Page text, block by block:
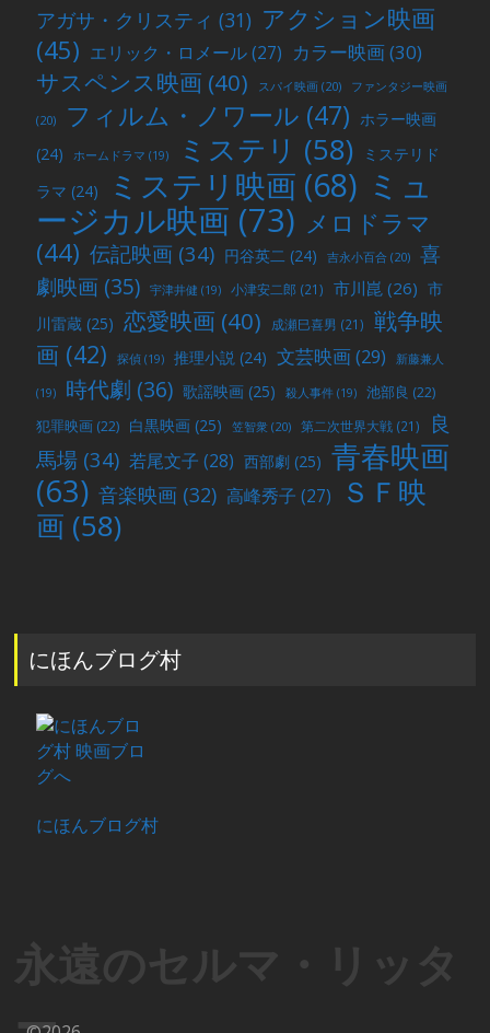
アガサ・クリスティ (31) アクション映画
(45) エリック・ロメール(27) カラー映画(30)
サスペンス映画 (40) スパイ映画 (20) ファンタジー映画
(20) フィルム・ノワール (47) ホラー映画
(24)
ホームドラマ (19) ミステリ (58)
ミステリド
ラマ (24) ミステリ映画 (68) ミュ
ージカル映画 (73) メロドラマ
(44) 伝記映画 (34) 円谷英二 (24) 吉永小百合 (20)
喜
劇映画 (35) 宇津井健 (19) 小津安二郎 (21) 市川崑 (26) 市
川雷蔵 (25) 恋愛映画 (40) 成瀬巳喜男 (21)
戦争映
画 (42) 探偵 (19) 推理小説 (24) 文芸映画(29) 新藤兼人
(19) 時代劇 (36) 歌謡映画 (25) 殺人事件 (19) 池部良 (22)
犯罪映画 (22) 白黒映画 (25) 笠智衆 (20) 第二次世界大戦 (21)
良
馬場 (34) 若尾文子 (28) 西部劇 (25) 青春映画
(63) 音楽映画 (32) 高峰秀子 (27)
ＳＦ映
画 (58)
にほんブログ村
にほんブログ村
永遠のセルマ・リッタ